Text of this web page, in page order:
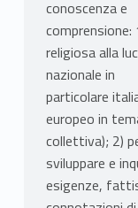
conoscenza e
religiosa alla
nazionale in
particolare
europeo in
collettiva); 2)
sviluppare e
esigenze,